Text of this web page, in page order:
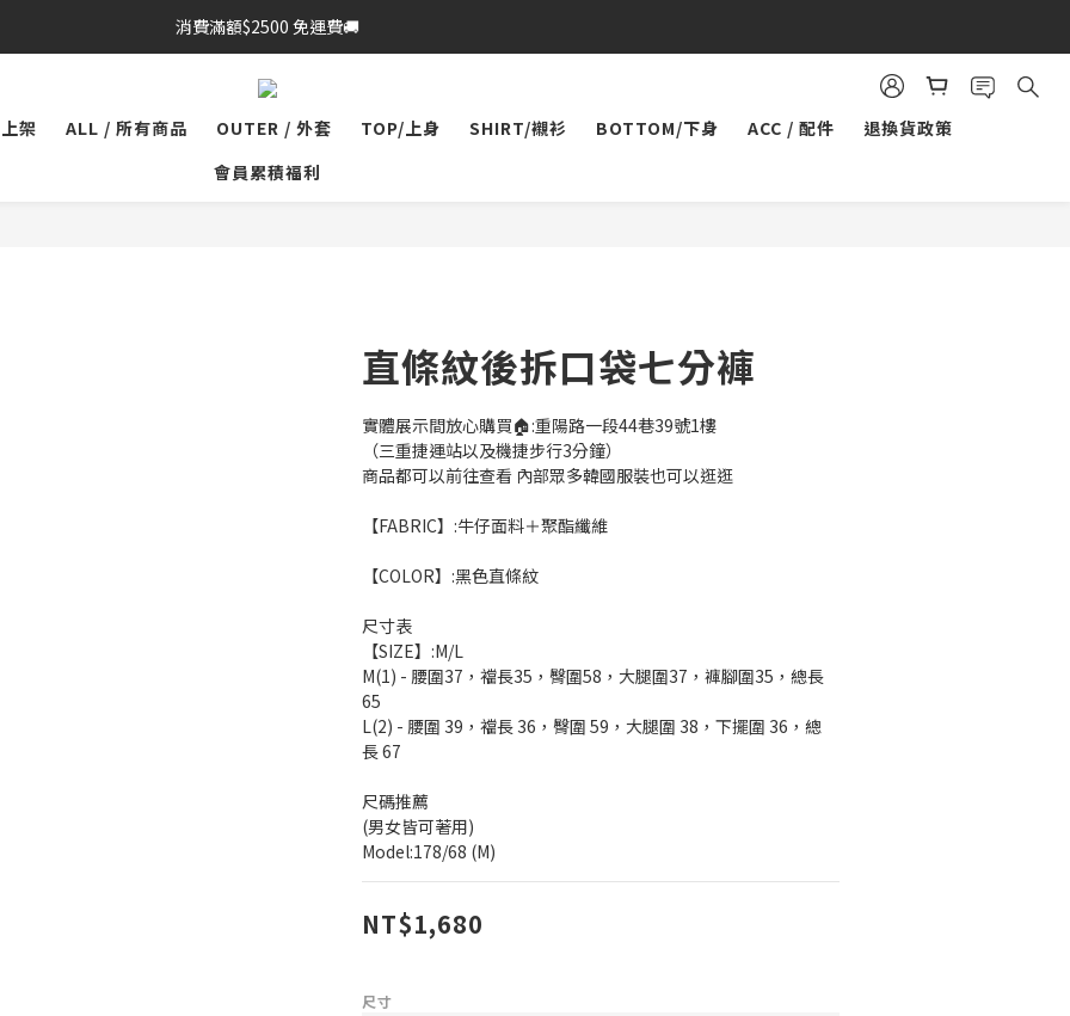
消費滿額$2500 免運費🚚
架 ALL / 所有商品 OUTER / 外套 TOP/上身 SHIRT/襯衫 BOTTOM/下身 ACC / 配件
退換貨政策
會員累積福利
直條紋後拆口袋七分褲
實體展示間放心購買🏠:重陽路一段44巷39號1樓
（三重捷運站以及機捷步行3分鐘）
商品都可以前往查看 內部眾多韓國服裝也可以逛逛
【FABRIC】:牛仔面料＋聚酯纖維
【COLOR】:黑色直條紋
尺寸表
【SIZE】:M/L
M(1) - 腰圍37，襠長35，臀圍58，大腿圍37，褲腳圍35，總長
65
L(2) - 腰圍 39，襠長 36，臀圍 59，大腿圍 38，下擺圍 36，總
長 67
尺碼推薦
(男女皆可著用)
Model:178/68 (M)
NT$1,680
尺寸